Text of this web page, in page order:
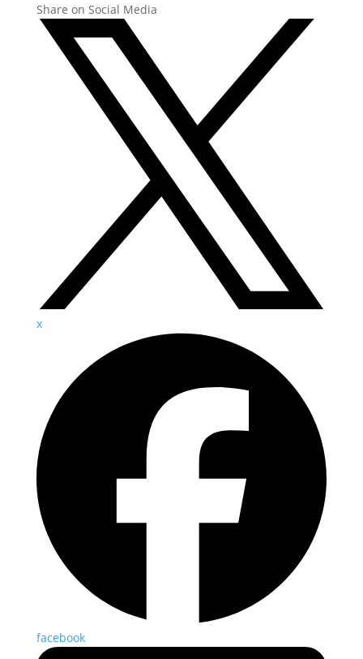
Share on Social Media
x
facebook